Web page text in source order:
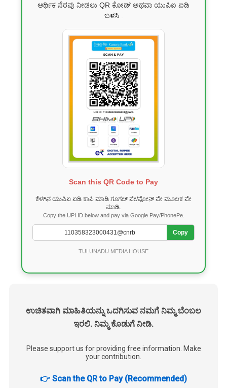
ಆರ್ಥಿಕ ನೆರವು ನೀಡಲು QR ಕೋಡ್ ಅಥವಾ ಯುಪಿಐ ಐಡಿ
ಬಳಸಿ .
Scan this QR Code to Pay
ಕೆಳಗಿನ ಯುಪಿಐ ಐಡಿ ಕಾಪಿ ಮಾಡಿ ಗೂಗಲ್ ಪೇ/ಫೋನ್ ಪೇ ಮೂಲಕ ಪೇ
ಮಾಡಿ.
Copy the UPI ID below and pay via Google Pay/PhonePe.
Copy
TULUNADU MEDIA HOUSE
ಉಚಿತವಾಗಿ ಮಾಹಿತಿಯನ್ನು ಒದಗಿಸುವ ನಮಗೆ ನಿಮ್ಮ ಬೆಂಬಲ
ಇರಲಿ. ನಿಮ್ಮ ಕೊಡುಗೆ ನೀಡಿ.
Please support us for providing free information. Make
your contribution.
👉 Scan the QR to Pay (Recommended)